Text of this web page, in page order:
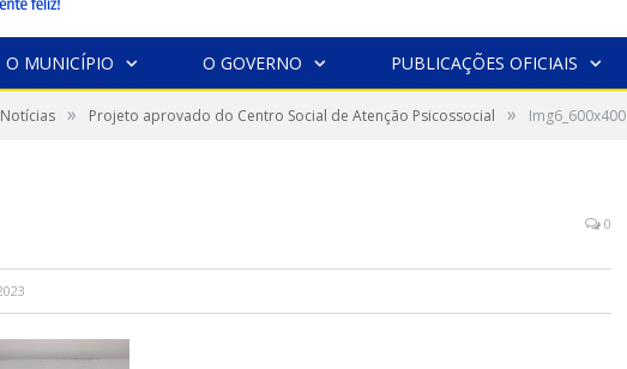
O MUNICÍPIO O GOVERNO PUBLICAÇÕES OFICIAIS
Notícias » Projeto aprovado do Centro Social de Atenção Psicossocial » Img6_600x400
0